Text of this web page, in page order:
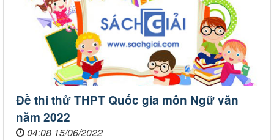
Đề thi thử THPT Quốc gia môn Ngữ văn
năm 2022
04:08 15/06/2022